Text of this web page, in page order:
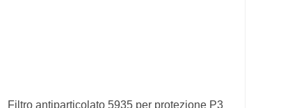
Filtro antiparticolato 5935 per protezione P3